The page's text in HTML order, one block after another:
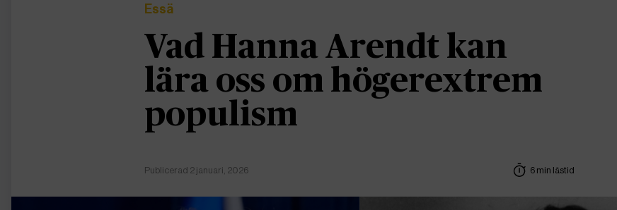
Essä
Vad Hanna Arendt kan
lära oss om högerextrem
populism
Publicerad 2 januari, 2026 6 min lästid